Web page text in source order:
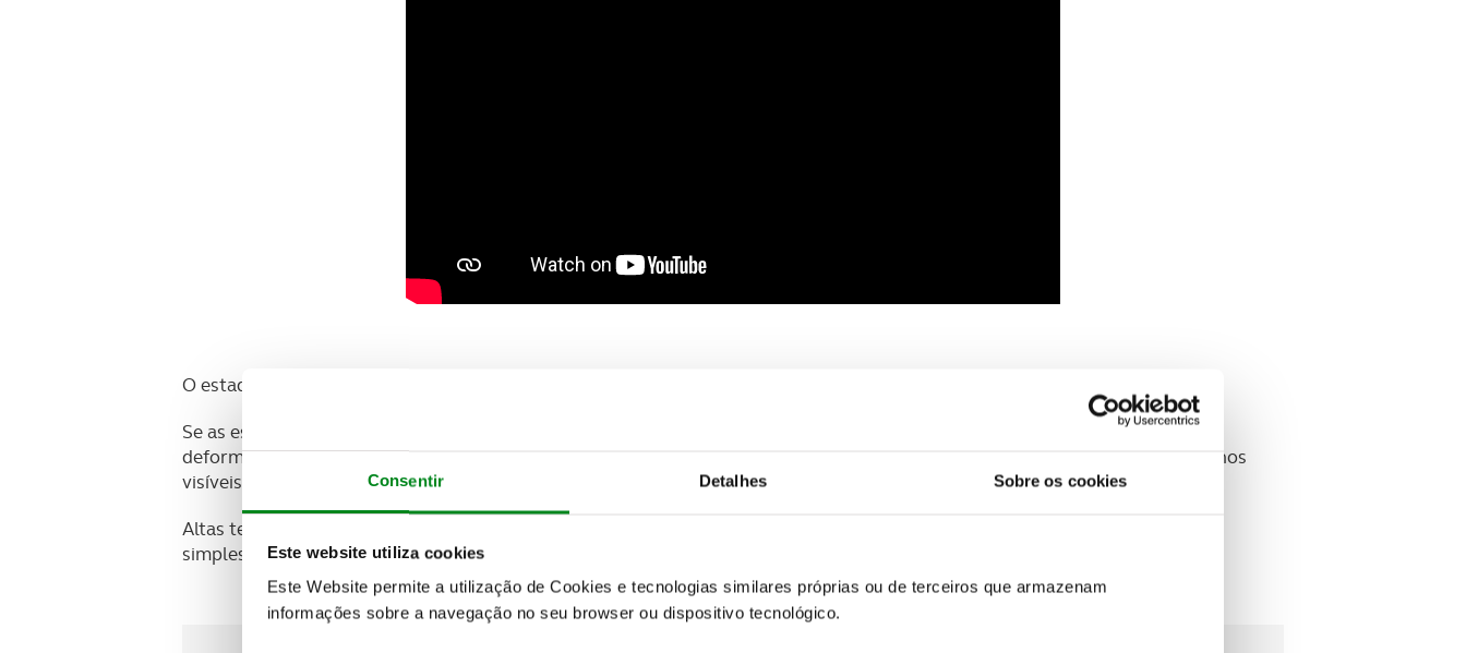
Consentir Detalhes Sobre os cookies
Este website utiliza cookies
Este Website permite a utilização de Cookies e tecnologias similares próprias ou de terceiros que armazenam
informações sobre a navegação no seu browser ou dispositivo tecnológico.
O estado dos elementos do capacete é normalmente um fiel indicador da necessidade de troca.
Se as espumas se desfazem, se os fechos não cumprem a sua função, se a superfície está arranhada ou se a estrutura foi
deformada por um golpe ou uma queda, então a eficácia do capacete será praticamente nula, mesmo que não apresente danos
visíveis, como fendas, buracos ou deformações.
Altas temperaturas, elementos abrasivos, humidade, más práticas de armazenamento que podem causar deformações ou
simplesmente desgaste prolongado são outros elementos que podem reduzir a capacidade de protecção.